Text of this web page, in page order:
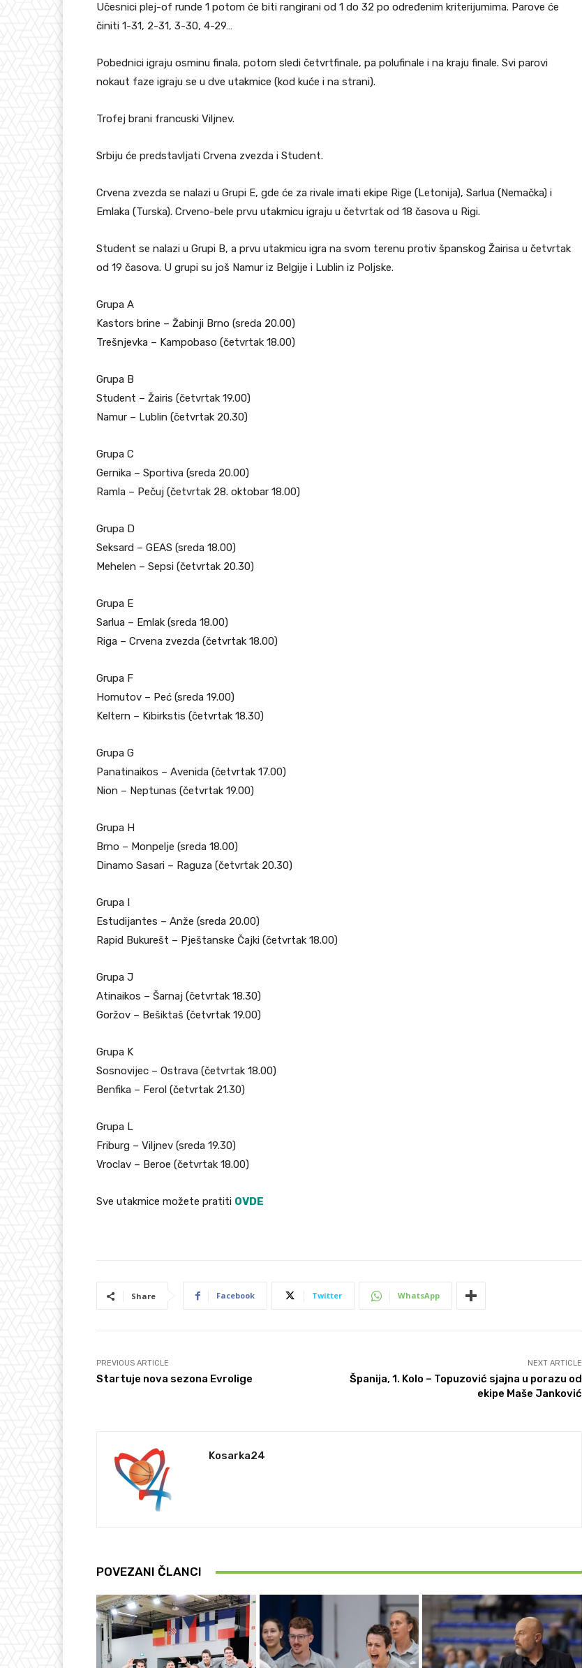
Učesnici plej-of runde 1 potom će biti rangirani od 1 do 32 po određenim kriterijumima. Parove će
činiti 1-31, 2-31, 3-30, 4-29…
Pobednici igraju osminu finala, potom sledi četvrtfinale, pa polufinale i na kraju finale. Svi parovi
nokaut faze igraju se u dve utakmice (kod kuće i na strani).
Trofej brani francuski Viljnev.
Srbiju će predstavljati Crvena zvezda i Student.
Crvena zvezda se nalazi u Grupi E, gde će za rivale imati ekipe Rige (Letonija), Sarlua (Nemačka) i
Emlaka (Turska). Crveno-bele prvu utakmicu igraju u četvrtak od 18 časova u Rigi.
Student se nalazi u Grupi B, a prvu utakmicu igra na svom terenu protiv španskog Žairisa u četvrtak
od 19 časova. U grupi su još Namur iz Belgije i Lublin iz Poljske.
Grupa A
Kastors brine – Žabinji Brno (sreda 20.00)
Trešnjevka – Kampobaso (četvrtak 18.00)
Grupa B
Student – Žairis (četvrtak 19.00)
Namur – Lublin (četvrtak 20.30)
Grupa C
Gernika – Sportiva (sreda 20.00)
Ramla – Pečuj (četvrtak 28. oktobar 18.00)
Grupa D
Seksard – GEAS (sreda 18.00)
Mehelen – Sepsi (četvrtak 20.30)
Grupa E
Sarlua – Emlak (sreda 18.00)
Riga – Crvena zvezda (četvrtak 18.00)
Grupa F
Homutov – Peć (sreda 19.00)
Keltern – Kibirkstis (četvrtak 18.30)
Grupa G
Panatinaikos – Avenida (četvrtak 17.00)
Nion – Neptunas (četvrtak 19.00)
Grupa H
Brno – Monpelje (sreda 18.00)
Dinamo Sasari – Raguza (četvrtak 20.30)
Grupa I
Estudijantes – Anže (sreda 20.00)
Rapid Bukurešt – Pještanske Čajki (četvrtak 18.00)
Grupa J
Atinaikos – Šarnaj (četvrtak 18.30)
Goržov – Bešiktaš (četvrtak 19.00)
Grupa K
Sosnovijec – Ostrava (četvrtak 18.00)
Benfika – Ferol (četvrtak 21.30)
Grupa L
Friburg – Viljnev (sreda 19.30)
Vroclav – Beroe (četvrtak 18.00)
Sve utakmice možete pratiti OVDE
Share Facebook Twitter WhatsApp
PREVIOUS ARTICLE
Startuje nova sezona Evrolige
NEXT ARTICLE
Španija, 1. Kolo – Topuzović sjajna u porazu od
ekipe Maše Janković
Kosarka24
POVEZANI ČLANCI